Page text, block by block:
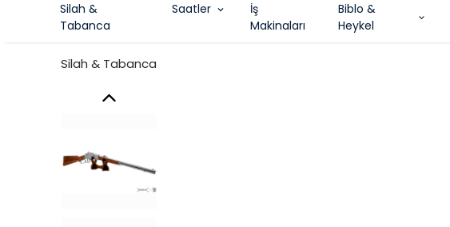
Silah &
Tabanca
Saatler
İş
Makinaları
Biblo &
Heykel
Silah & Tabanca